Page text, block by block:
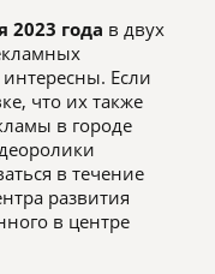
2023 года в двух
Если
что их также
в городе
в течение
развития
в центре